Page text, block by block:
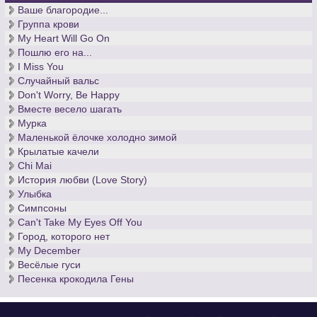
Ваше благородие...
Группа крови
My Heart Will Go On
Пошлю его на...
I Miss You
Случайный вальс
Don't Worry, Be Happy
Вместе весело шагать
Мурка
Маленькой ёлочке холодно зимой
Крылатые качели
Chi Mai
История любви (Love Story)
Улыбка
Симпсоны
Can't Take My Eyes Off You
Город, которого нет
My December
Весёлые гуси
Песенка крокодила Гены